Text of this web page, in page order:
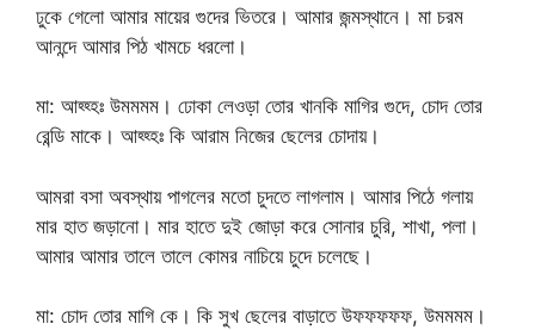
ঢুকে গেলো আমার মায়ের গুদের ভিতরে। আমার জন্মস্থানে। মা চরম
আনন্দে আমার পিঠ খামচে ধরলো।
মা: আহ্হ্হঃ উমমমম। ঢোকা লেওড়া তোর খানকি মাগির গুদে, চোদ তোর
রেন্ডি মাকে। আহ্হ্হঃ কি আরাম নিজের ছেলের চোদায়।
আমরা বসা অবস্থায় পাগলের মতো চুদতে লাগলাম। আমার পিঠে গলায়
মার হাত জড়ানো। মার হাতে দুই জোড়া করে সোনার চুরি, শাখা, পলা।
আমার আমার তালে তালে কোমর নাচিয়ে চুদে চলেছে।
মা: চোদ তোর মাগি কে। কি সুখ ছেলের বাড়াতে উফফফফফ, উমমমম।